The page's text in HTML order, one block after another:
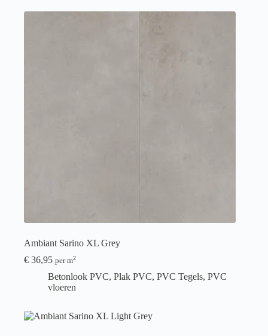
Ambiant Sarino XL Grey
€ 36,95 per m2
Betonlook PVC, Plak PVC, PVC Tegels, PVC
vloeren